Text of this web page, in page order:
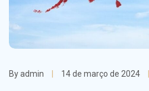
By admin 14 de março de 2024